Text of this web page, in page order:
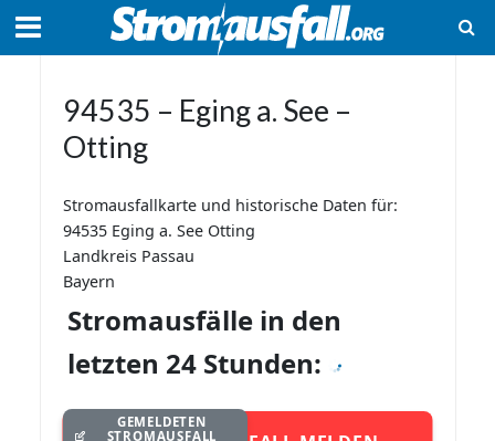
94535 – Eging a. See –
Otting
Stromausfallkarte und historische Daten für:
94535 Eging a. See Otting
Landkreis Passau
Bayern
Stromausfälle in den
letzten 24 Stunden:
GEMELDETEN
STROMAUSFALL